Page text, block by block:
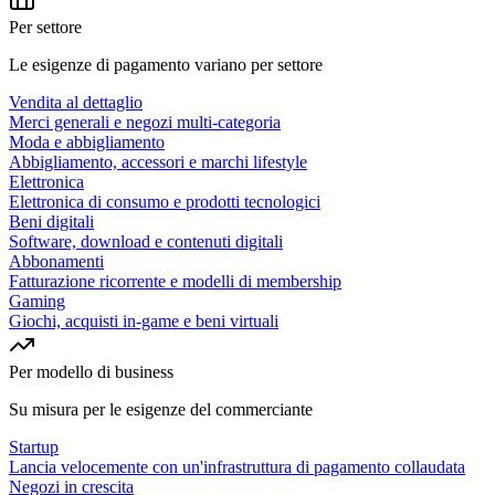
Per settore
Le esigenze di pagamento variano per settore
Vendita al dettaglio
Merci generali e negozi multi-categoria
Moda e abbigliamento
Abbigliamento, accessori e marchi lifestyle
Elettronica
Elettronica di consumo e prodotti tecnologici
Beni digitali
Software, download e contenuti digitali
Abbonamenti
Fatturazione ricorrente e modelli di membership
Gaming
Giochi, acquisti in-game e beni virtuali
Per modello di business
Su misura per le esigenze del commerciante
Startup
Lancia velocemente con un'infrastruttura di pagamento collaudata
Negozi in crescita